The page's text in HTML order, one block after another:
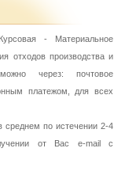
- Материальное
отходов производства и
через: почтовое
платежом, для всех
среднем по истечении 2-4
от Вас e-mail с